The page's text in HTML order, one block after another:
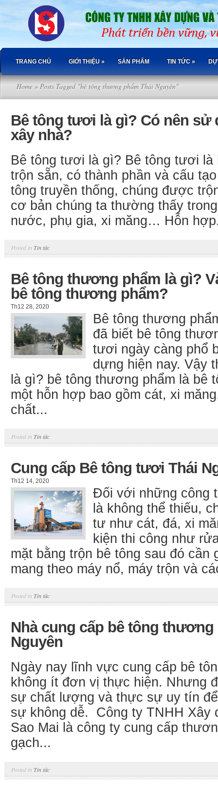
TRANG CHỦ GIỚI THIỆU» SẢN PHẨM TIN TỨC»
Home » Posts Tagged "bê tông thương phẩm Thái Nguyên"
Bê tông tươi là gì? Có nên
xây nhà?
Bê tông tươi là gì? Bê tông tươi
trộn sẵn, có thành phần và cấu
tông truyền thống, chúng được
cơ bản chúng ta thường thấy
nước, phụ gia, xi măng… Hỗn
Posted in Tin tức
Bê tông thương phẩm là gì?
bê tông thương phẩm?
Th12 28, 2020
Bê tông thương
đã biết bê tông
tươi ngày càng phổ
dựng hiện nay. Vậy
là gì? bê tông thương phẩm là bê
một hỗn hợp bao gồm cát, xi
chất...
Posted in Tin tức
Cung cấp Bê tông tươi Thái
Th12 14, 2020
Đối với những công
là không thể thiếu,
tư như cát, đá, xi
kiện thi công như
mặt bằng trộn bê tông sau đó cần
mang theo máy nổ, máy trộn và
Posted in Tin tức
Nhà cung cấp bê tông thương
Nguyên
Ngày nay lĩnh vực cung cấp bê
không ít đơn vị thực hiện. Nhưng
sự chất lượng và thực sự uy tín
sự không dễ. Công ty TNHH Xây
Sao Mai là công ty cung cấp
gạch...
Posted in Tin tức